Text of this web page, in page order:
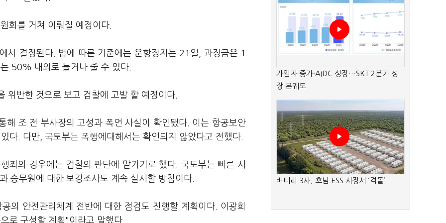
회를 거쳐 이뤄질 예정이다.
서 결정된다. 법에 따른 기준에는 운항정지는 21일, 과징금은 1
50% 내외로 늘거나 줄 수 있다.
위반한 것으로 보고 검찰에 고발 할 예정이다.
해 조 전 부사장의 고성과 폭언 사실이 확인됐다. 이는 항공보안
다. 다만, 국토부는 폭행에대해서는 확인되지 않았다고 전했다.
죄의 경우에는 검찰의 판단에 맡기기로 했다. 국토부는 빠른 시
승무원에 대한 보강조사도 계속 실시할 방침이다.
의 안전관리체계 전반에 대한 점검도 진행할 계획이다. 이광희
로 구성할 계획"이라고 말했다.
가입자 증가·AIDC 성장…SKT 2분기 성
장 본궤도
배터리 3사, 호남 ESS 시장서 ‘격돌’